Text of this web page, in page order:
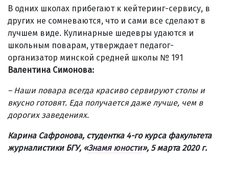
В одних школах прибегают к кейтеринг-сервису, в
других не сомневаются, что и сами все сделают в
лучшем виде. Кулинарные шедевры удаются и
школьным поварам, утверждает педагог-
организатор минской средней школы № 191
Валентина Симонова:
– Наши повара всегда красиво сервируют столы и
вкусно готовят. Еда получается даже лучше, чем в
дорогих заведениях.
Карина Сафронова, студентка 4-го курса факультета
журналистики БГУ, «Знамя юности», 5 марта 2020 г.